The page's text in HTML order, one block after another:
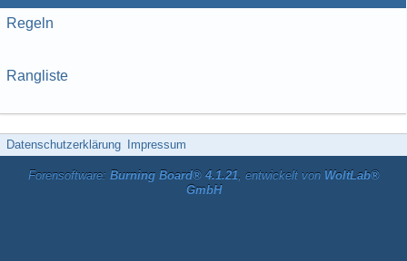
Regeln
Rangliste
Datenschutzerklärung Impressum
Forensoftware: Burning Board® 4.1.21, entwickelt von WoltLab®
GmbH